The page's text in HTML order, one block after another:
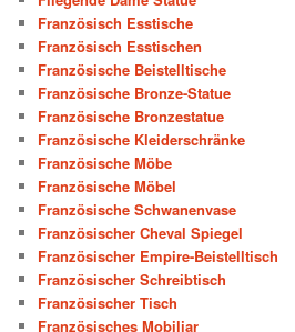
Französisch Esstische
Französisch Esstischen
Französische Beistelltische
Französische Bronze-Statue
Französische Bronzestatue
Französische Kleiderschränke
Französische Möbe
Französische Möbel
Französische Schwanenvase
Französischer Cheval Spiegel
Französischer Empire-Beistelltisch
Französischer Schreibtisch
Französischer Tisch
Französisches Mobiliar